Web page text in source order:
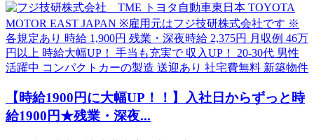
【時給1900円に大幅UP！！】入社日からずっと時
給1900円★残業・深夜...